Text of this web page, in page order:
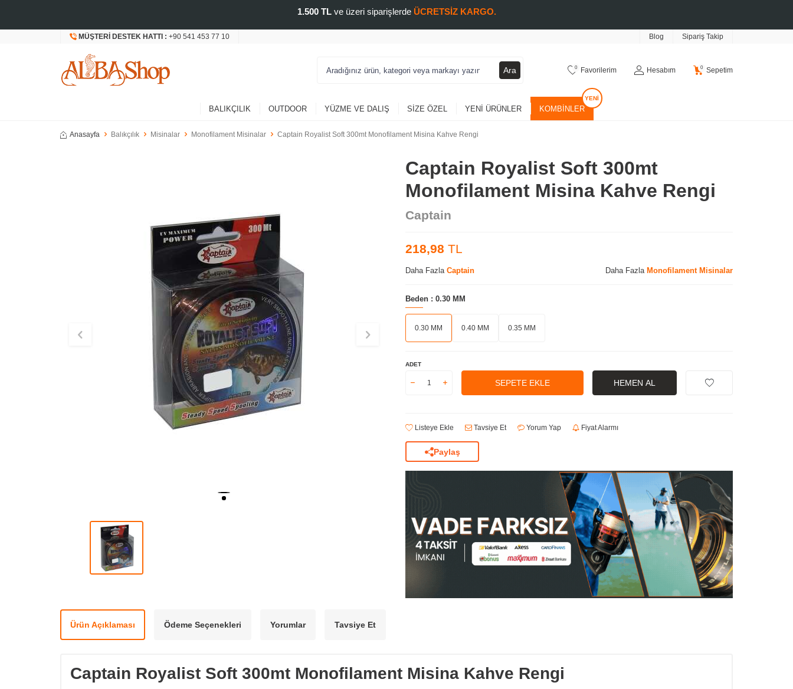
1.500 TLve üzeri siparişlerde ÜCRETSİZ KARGO.
MÜŞTERI DESTEK HATTI : +90 541 453 77 10 Blog Sipariş Takip
Ara 0 Favorilerim Hesabım 0 Sepetim
BALIKÇILIK OUTDOOR YÜZME VE DALIŞ SIZE ÖZEL YENI ÜRÜNLER KOMBINLER
Anasayfa Balıkçılık Misinalar Monofilament Misinalar Captain Royalist Soft 300mt Monofilament Misina Kahve Rengi
Captain Royalist Soft 300mt
Monofilament Misina Kahve Rengi
Captain
218,98 TL
Daha Fazla Captain Daha Fazla Monofilament Misinalar
Beden : 0.30 MM
0.30 MM 0.40 MM 0.35 MM
ADET
SEPETE EKLE HEMEN AL
Listeye Ekle Tavsiye Et Yorum Yap Fiyat Alarmı
Paylaş
Ürün Açıklaması Ödeme Seçenekleri Yorumlar Tavsiye Et
Captain Royalist Soft 300mt Monofilament Misina Kahve Rengi